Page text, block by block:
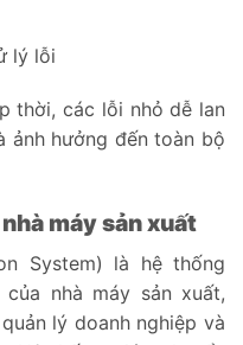
lý lỗi
thời, các lỗi nhỏ dễ lan
ảnh hưởng đến toàn bộ
máy sản xuất
System) là hệ thống
nhà máy sản xuất,
lý doanh nghiệp và